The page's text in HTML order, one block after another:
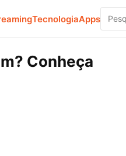
TecnologiaApps
Conheça